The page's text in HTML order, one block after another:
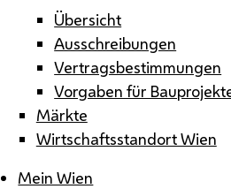
Übersicht
Ausschreibungen
Vertragsbestimmungen
Vorgaben für
Märkte
Wirtschaftsstandort Wien
Mein Wien